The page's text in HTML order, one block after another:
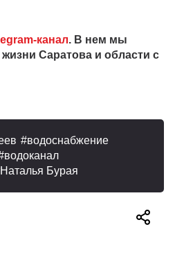
канал. В нем мы
Саратова и области с
водоснабжение
водоканал
Наталья Бурая